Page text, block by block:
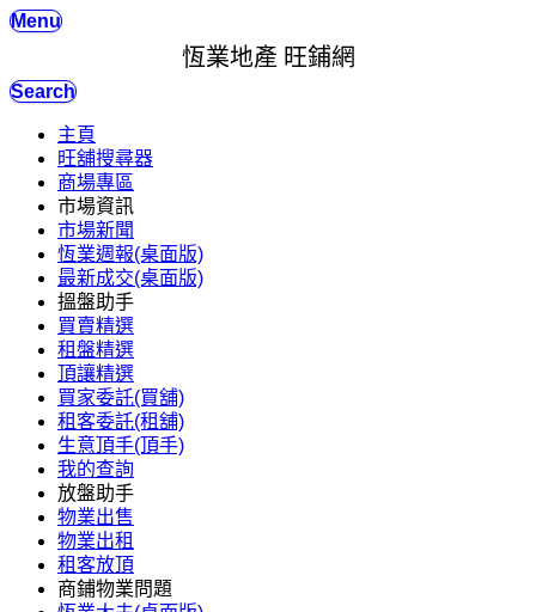
Menu
恆業地產 旺鋪網
Search
主頁
旺舖搜尋器
商場專區
市場資訊
市場新聞
恆業週報(桌面版)
最新成交(桌面版)
搵盤助手
買賣精選
租盤精選
頂讓精選
買家委託(買舖)
租客委託(租舖)
生意頂手(頂手)
我的查詢
放盤助手
物業出售
物業出租
租客放頂
商鋪物業問題